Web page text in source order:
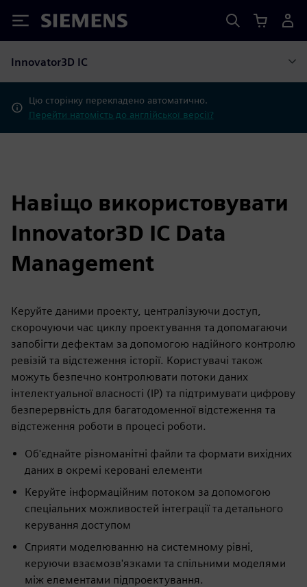
Siemens
Innovator3D IC
Цю сторінку перекладено автоматично.
Перейти натомість до англійської версії?
Навіщо використовувати
Innovator3D IC Data
Management
Керуйте даними проекту, централізуючи доступ,
скорочуючи час циклу проектування та допомагаючи
запобігти дефектам за допомогою надійного контролю
ревізій та відстеження історії. Користувачі також
можуть безпечно контролювати потоки даних
інтелектуальної власності (IP) та підтримувати цифрову
безперервність для багатодоменної відстеження та
відстеження роботи в процесі роботи.
Об'єднайте різноманітні файли та формати вихідних
даних в окремі керовані елементи
Керуйте інформаційним потоком за допомогою
спеціальних можливостей інтеграції та детального
керування доступом
Сприяти моделюванню на системному рівні,
керуючи взаємозв'язками та спільними моделями
між елементами підпроектування.